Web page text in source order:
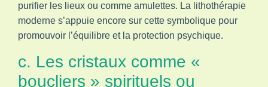
purifier les lieux ou comme amulettes. La lithothérapie
moderne s’appuie encore sur cette symbolique pour
promouvoir l’équilibre et la protection psychique.
c. Les cristaux comme «
boucliers » spirituels ou